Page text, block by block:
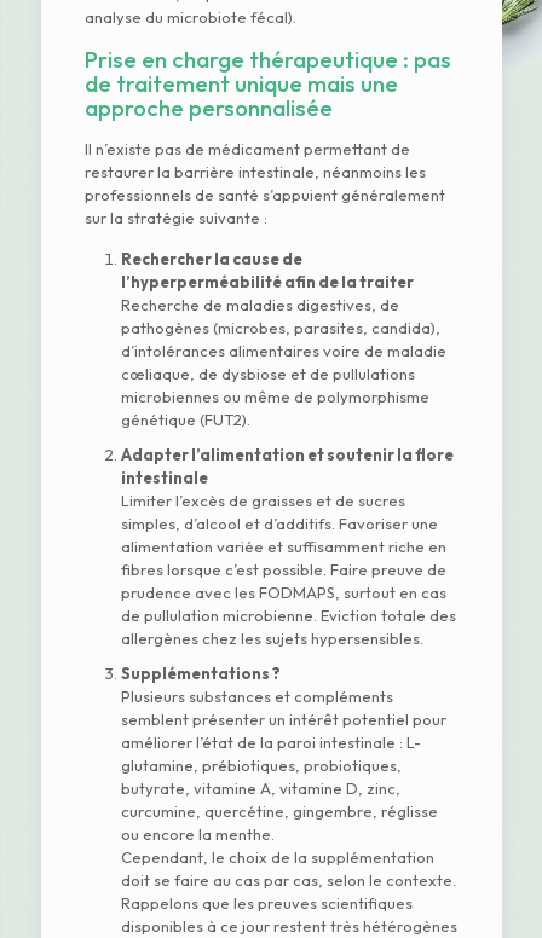
analyse du microbiote fécal).
Prise en charge thérapeutique : pas
de traitement unique mais une
approche personnalisée
Il n’existe pas de médicament permettant de
restaurer la barrière intestinale, néanmoins les
professionnels de santé s’appuient généralement
sur la stratégie suivante :
Rechercher la cause de
l’hyperperméabilité afin de la traiter
Recherche de maladies digestives, de
pathogènes (microbes, parasites, candida),
d’intolérances alimentaires voire de maladie
cœliaque, de dysbiose et de pullulations
microbiennes ou même de polymorphisme
génétique (FUT2).
Adapter l’alimentation et soutenir la flore
intestinale
Limiter l’excès de graisses et de sucres
simples, d’alcool et d’additifs. Favoriser une
alimentation variée et suffisamment riche en
fibres lorsque c’est possible. Faire preuve de
prudence avec les FODMAPS, surtout en cas
de pullulation microbienne. Eviction totale des
allergènes chez les sujets hypersensibles.
Supplémentations ?
Plusieurs substances et compléments
semblent présenter un intérêt potentiel pour
améliorer l’état de la paroi intestinale : L-
glutamine, prébiotiques, probiotiques,
butyrate, vitamine A, vitamine D, zinc,
curcumine, quercétine, gingembre, réglisse
ou encore la menthe.
Cependant, le choix de la supplémentation
doit se faire au cas par cas, selon le contexte.
Rappelons que les preuves scientifiques
disponibles à ce jour restent très hétérogènes